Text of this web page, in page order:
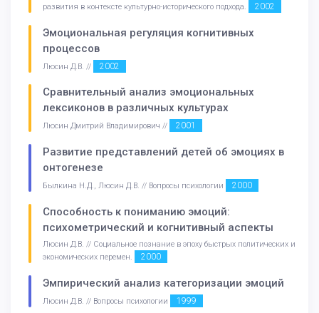
развития в контексте культурно-исторического подхода.
2002
Эмоциональная регуляция когнитивных
процессов
Люсин Д.В. // 2002
Сравнительный анализ эмоциональных
лексиконов в различных культурах
Люсин Дмитрий Владимирович // 2001
Развитие представлений детей об эмоциях в
онтогенезе
Былкина Н.Д., Люсин Д.В. // Вопросы психологии 2000
Способность к пониманию эмоций:
психометрический и когнитивный аспекты
Люсин Д.В. // Социальное познание в эпоху быстрых политических и
экономических перемен.
2000
Эмпирический анализ категоризации эмоций
Люсин Д.В. // Вопросы психологии 1999